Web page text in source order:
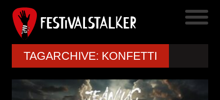
TAGARCHIVE: KONFETTI